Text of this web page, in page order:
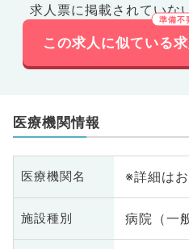
求人票に掲載されていな
この求人に似ている
医療機関情報
医療機関名 ※詳細は
施設種別 病院（一